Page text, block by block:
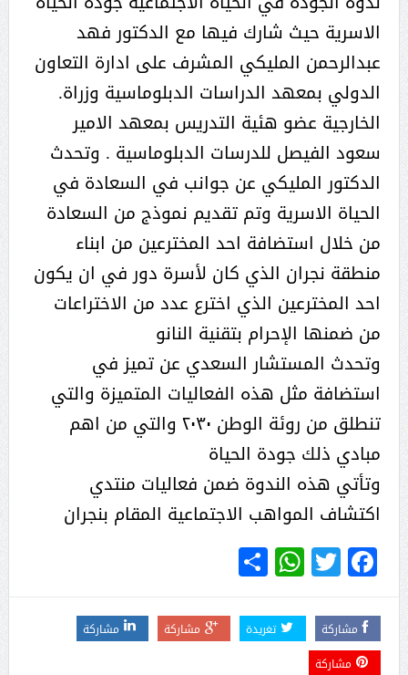
الاسرية حيث شارك فيها مع الدكتور فهد
عبدالرحمن المليكي المشرف على ادارة التعاون
الدولي بمعهد الدراسات الدبلوماسية وزراة.
الخارجية عضو هئية التدريس بمعهد الامير
سعود الفيصل للدرسات الدبلوماسية . وتحدث
الدكتور المليكي عن جوانب في السعادة في
الحياة الاسرية وتم تقديم نموذج من السعادة
من خلال استضافة احد المخترعين من ابناء
منطقة نجران الذي كان لأسرة دور في ان يكون
احد المخترعين الذي اخترع عدد من الاختراعات
من ضمنها الإحرام بتقنية النانو
وتحدث المستشار السعدي عن تميز في
استضافة مثل هذه الفعاليات المتميزة والتي
تنطلق من روئة الوطن ٢٠٣٠ والتي من اهم
مبادي ذلك جودة الحياة
وتأتي هذه الندوة ضمن فعاليات منتدي
اكتشاف المواهب الاجتماعية المقام بنجران
Facebook
Twitter
WhatsApp
Share
مشاركة تغريدة مشاركة
مشاركة
مشاركة